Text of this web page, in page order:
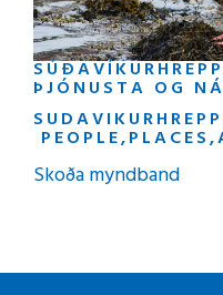
ÞJÓNUSTA OG
Skoða myndband